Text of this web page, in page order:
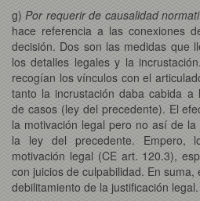
g) Por requerir de causalidad
hace referencia a las conexiones
decisión. Dos son las medidas que
los detalles legales y la
recogían los vínculos con el
tanto la incrustación daba cabida a
de casos (ley del precedente). El
la motivación legal pero no así de
la ley del precedente. Empero,
motivación legal (CE art. 120.3),
con juicios de culpabilidad. En
debilitamiento de la justificación legal.